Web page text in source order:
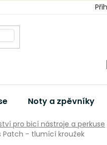
Noty a zpěvníky
pro bicí nástroje a perkuse
Patch - tlumící kroužek